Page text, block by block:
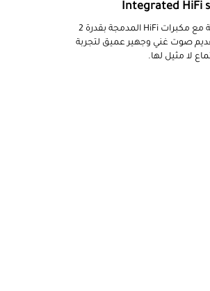
Integrated HiFi
عِش تجربة صوتية قوية مع مكبرات HiFi المدمجة بقدرة 2
صوت غني وجهير عميق لتجربة
لا مثيل لها.